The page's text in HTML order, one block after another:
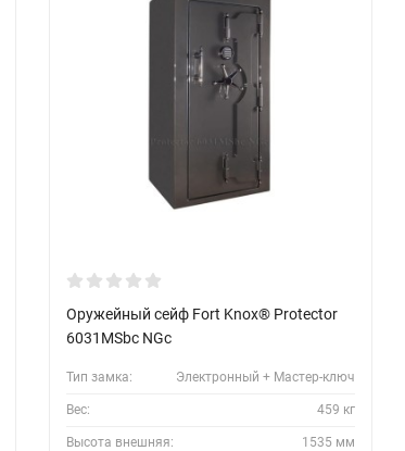
Оружейный сейф Fort Knox® Protector
6031MSbc NGc
Тип замка: Электронный + Мастер-ключ
Вес: 459 кг
Высота внешняя: 1535 мм